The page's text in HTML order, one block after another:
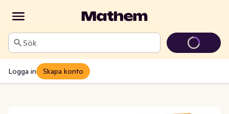
Sök
Logga in Skapa konto